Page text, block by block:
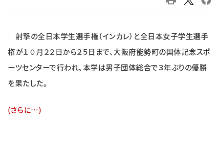
スポーツ
学生社会
特集・企画
射撃の全日本学生選手権（インカレ）と全日本女子学生選手
権が１０月２２日から２５日まで、大阪府能勢町の国体記念スポ
ーツセンターで行われ、本学は男子団体総合で３年ぶりの優勝
を果たした。
(さらに…)